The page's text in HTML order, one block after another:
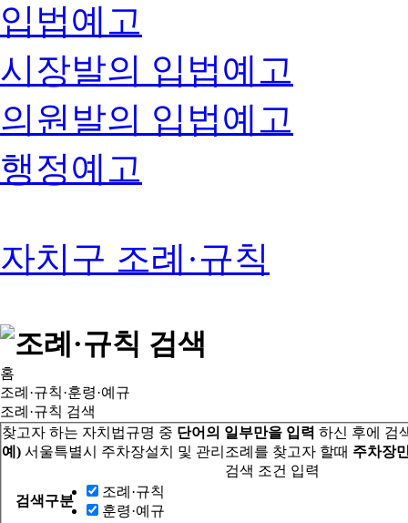
입법예고
시장발의 입법예고
의원발의 입법예고
행정예고
자치구 조례·규칙
홈
조례·규칙·훈령·예규
조례·규칙 검색
찾고자 하는 자치법규명 중 단어의 일부만을 입력 하신 후에 검
예) 서울특별시 주차장설치 및 관리조례를 찾고자 할때 주차장
검색 조건 입력
검색구분
조례·규칙
훈령·예규